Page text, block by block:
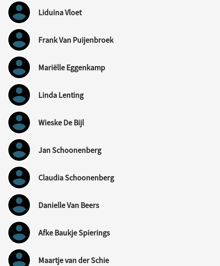
Liduina Vloet
Frank Van Puijenbroek
Mariëlle Eggenkamp
Linda Lenting
Wieske De Bijl
Jan Schoonenberg
Claudia Schoonenberg
Danielle Van Beers
Afke Baukje Spierings
Maartje van der Schie